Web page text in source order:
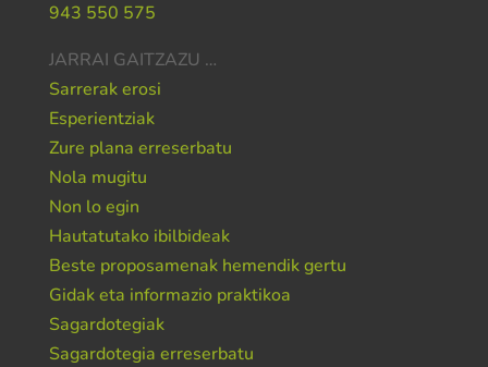
943 550 575
JARRAI GAITZAZU …
Sarrerak erosi
Esperientziak
Zure plana erreserbatu
Nola mugitu
Non lo egin
Hautatutako ibilbideak
Beste proposamenak hemendik gertu
Gidak eta informazio praktikoa
Sagardotegiak
Sagardotegia erreserbatu